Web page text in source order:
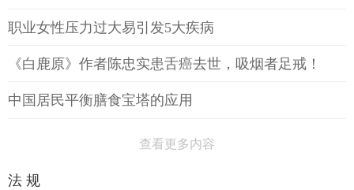
职业女性压力过大易引发5大疾病
《白鹿原》作者陈忠实患舌癌去世，吸烟者足戒！
中国居民平衡膳食宝塔的应用
查看更多内容
法 规